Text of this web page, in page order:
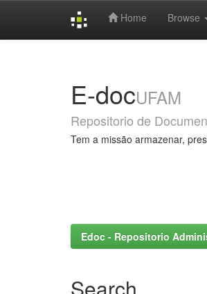
Home Browse
E-docUFAM
Repositorio de
Tem a missão armazenar,
Edoc - Repositorio